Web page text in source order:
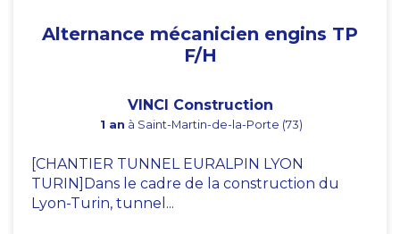
Alternance mécanicien engins TP
F/H
VINCI Construction
1 an à Saint-Martin-de-la-Porte (73)
[CHANTIER TUNNEL EURALPIN LYON
TURIN]Dans le cadre de la construction du
Lyon-Turin, tunnel...